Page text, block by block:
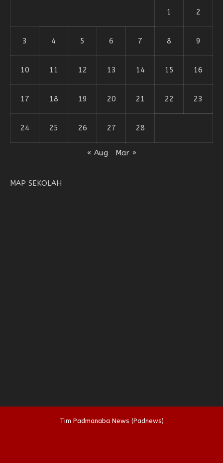
1 2
3 4 5 6 7 8 9
10 11 12 13 14 15 16
17 18 19 20 21 22 23
24 25 26 27 28
« Aug Mar »
MAP SEKOLAH
Tim Padmanaba News (Padnews)